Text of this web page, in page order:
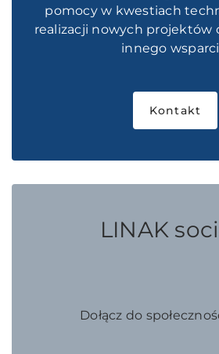
pomocy w kwestiach
realizacji nowych projektów
innego
Kontakt
LINAK
Dołącz do